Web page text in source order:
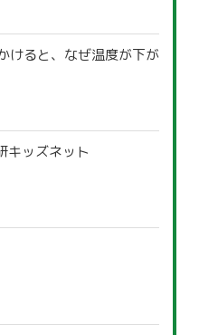
けると、なぜ温度が下が
キッズネット